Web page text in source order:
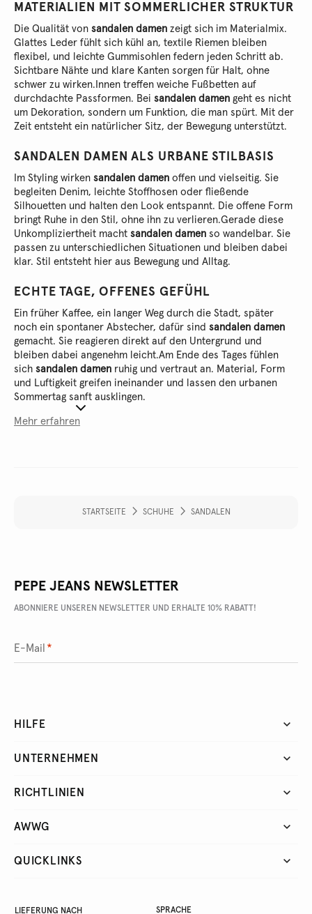
MATERIALIEN MIT SOMMERLICHER STRUKTUR
Die Qualität von sandalen damen zeigt sich im Materialmix.
Glattes Leder fühlt sich kühl an, textile Riemen bleiben
flexibel, und leichte Gummisohlen federn jeden Schritt ab.
Sichtbare Nähte und klare Kanten sorgen für Halt, ohne
schwer zu wirken. Innen treffen weiche Fußbetten auf
durchdachte Passformen. Bei sandalen damen geht es nicht
um Dekoration, sondern um Funktion, die man spürt. Mit der
Zeit entsteht ein natürlicher Sitz, der Bewegung unterstützt.
SANDALEN DAMEN ALS URBANE STILBASIS
Im Styling wirken sandalen damen offen und vielseitig. Sie
begleiten Denim, leichte Stoffhosen oder fließende
Silhouetten und halten den Look entspannt. Die offene Form
bringt Ruhe in den Stil, ohne ihn zu verlieren.Gerade diese
Unkompliziertheit macht sandalen damen so wandelbar. Sie
passen zu unterschiedlichen Situationen und bleiben dabei
klar. Stil entsteht hier aus Bewegung und Alltag.
ECHTE TAGE, OFFENES GEFÜHL
Ein früher Kaffee, ein langer Weg durch die Stadt, später
noch ein spontaner Abstecher, dafür sind sandalen damen
gemacht. Sie reagieren direkt auf den Untergrund und
bleiben dabei angenehm leicht.Am Ende des Tages fühlen
sich sandalen damen ruhig und vertraut an. Material, Form
und Luftigkeit greifen ineinander und lassen den urbanen
Sommertag sanft ausklingen.
Mehr erfahren
STARTSEITE SCHUHE SANDALEN
PEPE JEANS NEWSLETTER
ABONNIERE UNSEREN NEWSLETTER UND ERHALTE 10% RABATT!
E-Mail *
HILFE
UNTERNEHMEN
RICHTLINIEN
AWWG
QUICKLINKS
LIEFERUNG NACH SPRACHE